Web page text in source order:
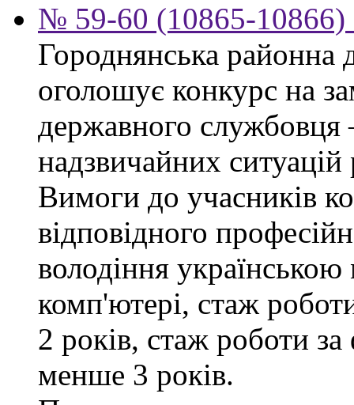
№ 59-60 (10865-10866)
Городнянська районна
оголошує конкурс на
державного службовця
надзвичайних ситуацій
Вимоги до учасників
відповідного
володіння
комп'ютері, стаж
2 років, стаж роботи
менше 3 років.